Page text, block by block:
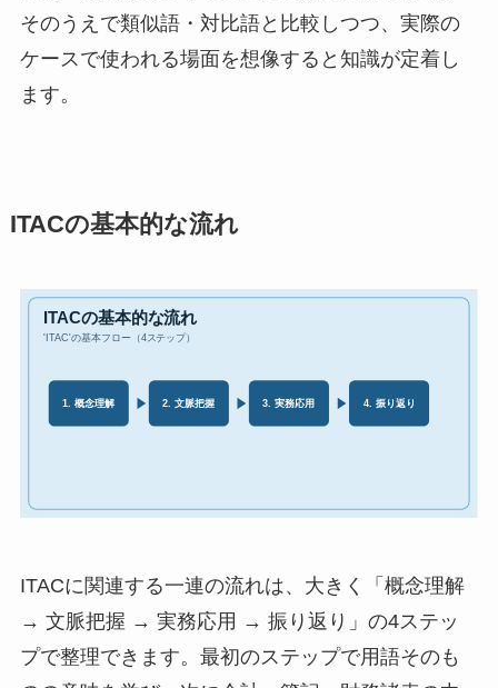
そのうえで類似語・対比語と比較しつつ、実際の
ケースで使われる場面を想像すると知識が定着し
ます。
ITACの基本的な流れ
ITACに関連する一連の流れは、大きく「概念理解
→ 文脈把握 → 実務応用 → 振り返り」の4ステッ
プで整理できます。最初のステップで用語そのも